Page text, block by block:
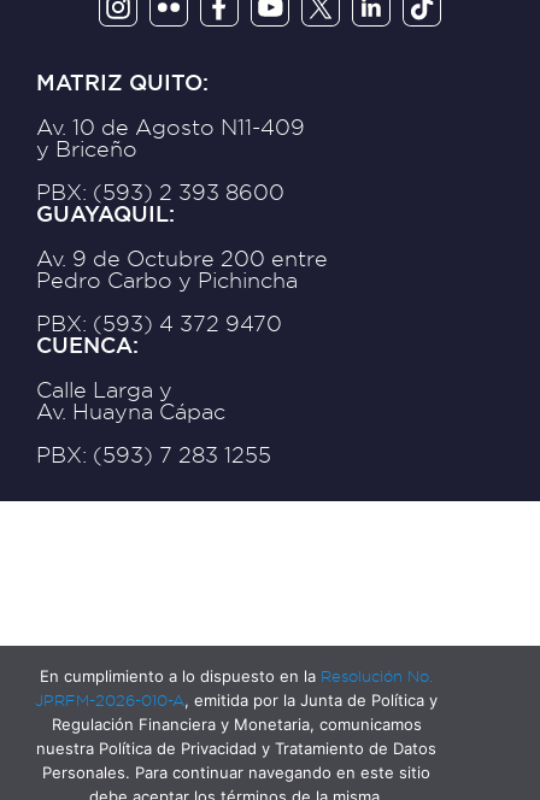
MATRIZ QUITO:
Av. 10 de Agosto N11-409
y Briceño
PBX: (593) 2 393 8600
GUAYAQUIL:
Av. 9 de Octubre 200 entre
Pedro Carbo y Pichincha
PBX: (593) 4 372 9470
CUENCA:
Calle Larga y
Av. Huayna Cápac
PBX: (593) 7 283 1255
En cumplimiento a lo dispuesto en la Resolución No.
JPRFM-2026-010-A, emitida por la Junta de Política y
Regulación Financiera y Monetaria, comunicamos
nuestra Política de Privacidad y Tratamiento de Datos
Personales. Para continuar navegando en este sitio